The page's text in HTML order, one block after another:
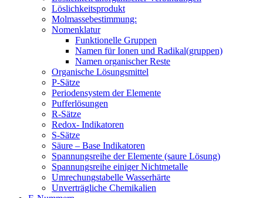
Löslichkeitsprodukt
Molmassebestimmung:
Nomenklatur
Funktionelle Gruppen
Namen für Ionen und Radikal(gruppen)
Namen organischer Reste
Organische Lösungsmittel
P-Sätze
Periodensystem der Elemente
Pufferlösungen
R-Sätze
Redox- Indikatoren
S-Sätze
Säure – Base Indikatoren
Spannungsreihe der Elemente (saure Lösung)
Spannungsreihe einiger Nichtmetalle
Umrechungstabelle Wasserhärte
Unverträgliche Chemikalien